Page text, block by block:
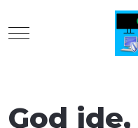
Mobile Menu Toggle
God